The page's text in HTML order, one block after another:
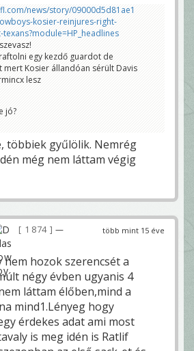
news/story/09000d5d81ae1
kosier-reinjures-right-
texans?module=HP_headlines
egy kezdő guardot de
mert Kosier állandóan sérült Davis
lesz
jó?
többiek gyűlölik. Nemrég
még nem láttam végig
több mint 15 éve
1 874
—
hozok szerencsét a
négy évben ugyanis 4
láttam élőben,mind a
mind1.Lényeg hogy
érdekes adat ami most
is meg idén is Ratlif